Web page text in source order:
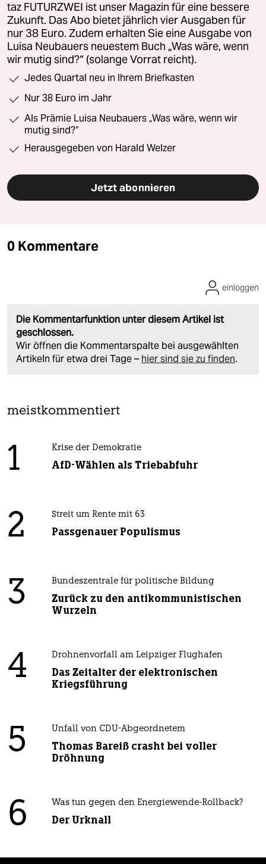
taz FUTURZWEI ist unser Magazin für eine bessere
Zukunft. Das Abo bietet jährlich vier Ausgaben für
nur 38 Euro. Zudem erhalten Sie eine Ausgabe von
Luisa Neubauers neuestem Buch „Was wäre, wenn
wir mutig sind?“ (solange Vorrat reicht).
Jedes Quartal neu in Ihrem Briefkasten
Nur 38 Euro im Jahr
Als Prämie Luisa Neubauers „Was wäre, wenn wir
mutig sind?“
Herausgegeben von Harald Welzer
Jetzt abonnieren
0 Kommentare
Die Kommentarfunktion unter diesem Artikel ist
geschlossen.
Wir öffnen die Kommentarspalte bei ausgewählten
Artikeln für etwa drei Tage – hier sind sie zu finden.
einloggen
meistkommentiert
1 Krise der Demokratie
AfD-Wählen als Triebabfuhr
2 Streit um Rente mit 63
Passgenauer Populismus
3 Bundeszentrale für politische Bildung
Zurück zu den antikommunistischen
Wurzeln
4 Drohnenvorfall am Leipziger Flughafen
Das Zeitalter der elektronischen
Kriegsführung
5 Unfall von CDU-Abgeordnetem
Thomas Bareiß crasht bei voller
Dröhnung
6 Was tun gegen den Energiewende-Rollback?
Der Urknall